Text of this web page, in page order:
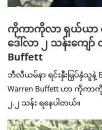
ကိုကာကိုလာ ရှယ်ယာ
ဒေါ်လာ ၂ သန်းကျော်
Buffett
ဘီလီယမ်နာ ရင်းနှီးမြှပ်နှံသူနဲ့
Warren Buffett ဟာ ကိုကာ
၂.၂ သန်း ရနေပါတယ်။